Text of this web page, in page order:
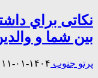
نکاتی براي
بين شما و
پرتو جنوب ۱۴۰۴-۰۱-۱۱